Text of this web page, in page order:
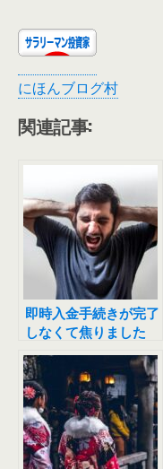
にほんブログ村
関連記事:
即時入金手続きが完了
しなくて焦りました